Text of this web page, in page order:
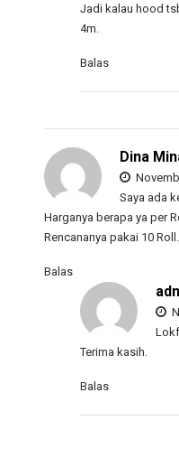
Jadi kalau hood
4m.
Balas
Dina
Saya ada
Harganya berapa ya per
Rencananya pakai 10 Roll.
Balas
Terima kasih.
Balas